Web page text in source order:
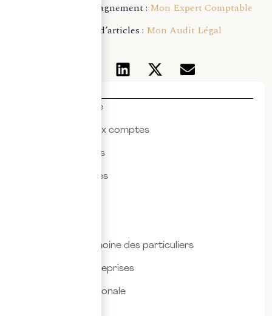
Actualités & veille
Commissariat aux comptes
Droit des affaires
Droit des sociétés
Fiscalité & patrimoine des particuliers
Fiscalité des entreprises
Fiscalité internationale
Pour un accompagnement : Mon Expert Comptable
Pour plus d’articles : Mon Audit Légal